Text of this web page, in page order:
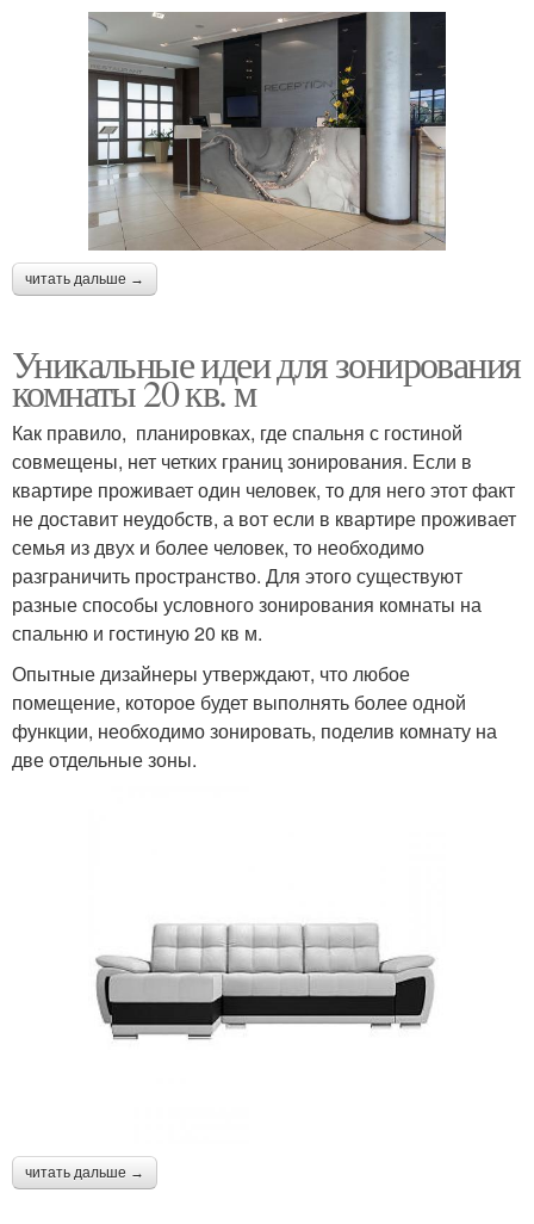
читать дальше →
Уникальные идеи для зонирования
комнаты 20 кв. м
Как правило, планировках, где спальня с гостиной
совмещены, нет четких границ зонирования. Если в
квартире проживает один человек, то для него этот факт
не доставит неудобств, а вот если в квартире проживает
семья из двух и более человек, то необходимо
разграничить пространство. Для этого существуют
разные способы условного зонирования комнаты на
спальню и гостиную 20 кв м.
Опытные дизайнеры утверждают, что любое
помещение, которое будет выполнять более одной
функции, необходимо зонировать, поделив комнату на
две отдельные зоны.
читать дальше →